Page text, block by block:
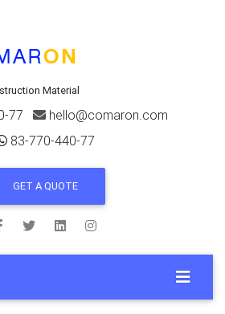
Material
77
hello@comaron.com
83-770-440-77
GET A QUOTE